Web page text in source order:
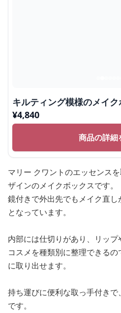
キルティング模様のメイ
¥4,840
商品の詳細
マリー クワントのエッセンス
ザインのメイクボックスです。
鏡付きで外出先でもメイク直
となっています。
内部には仕切りがあり、リッ
コスメを種類別に整理できる
に取り出せます。
持ち運びに便利な取っ手付き
です。